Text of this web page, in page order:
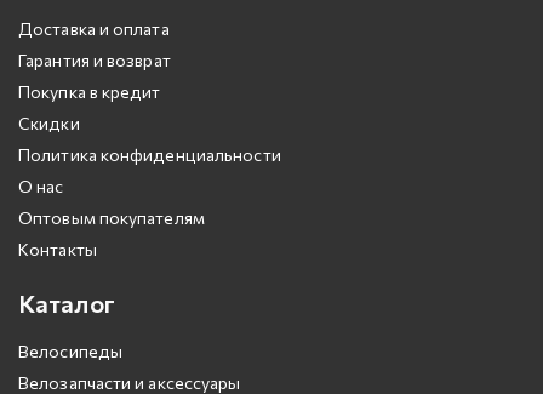
Доставка и оплата
Гарантия и возврат
Покупка в кредит
Скидки
Политика конфиденциальности
О нас
Оптовым покупателям
Контакты
Каталог
Велосипеды
Велозапчасти и аксессуары